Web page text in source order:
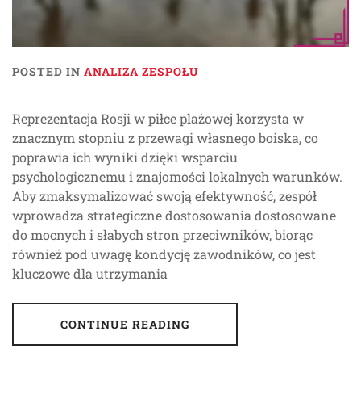
POSTED IN ANALIZA ZESPOŁU
Reprezentacja Rosji w piłce plażowej korzysta w
znacznym stopniu z przewagi własnego boiska, co
poprawia ich wyniki dzięki wsparciu
psychologicznemu i znajomości lokalnych warunków.
Aby zmaksymalizować swoją efektywność, zespół
wprowadza strategiczne dostosowania dostosowane
do mocnych i słabych stron przeciwników, biorąc
również pod uwagę kondycję zawodników, co jest
kluczowe dla utrzymania
CONTINUE READING